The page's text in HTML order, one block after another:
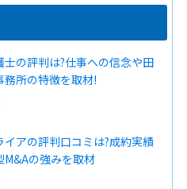
士の評判は?仕事への信念や田
務所の特徴を取材!
イアの評判口コミは?成約実績
M&Aの強みを取材